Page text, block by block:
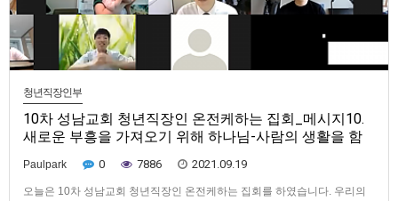
청년직장인부
10차 성남교회 청년직장인 온전케하는 집회_메시지10.
새로운 부흥을 가져오기 위해 하나님-사람의 생활을 함
Paulpark 0 7886 2021.09.19
오늘은 10차 성남교회 청년직장인 온전케하는 집회를 하였습니다. 우리의